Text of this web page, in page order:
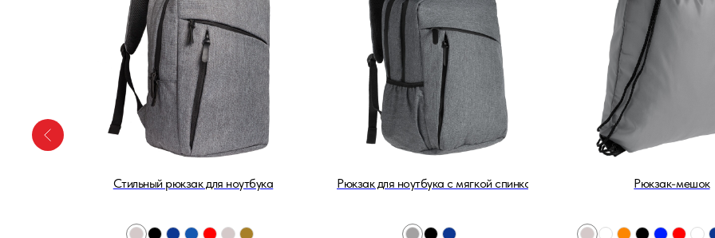
Стильный рюкзак для ноутбука Рюкзак для ноутбука с мягкой спинкой Рюкзак-мешок